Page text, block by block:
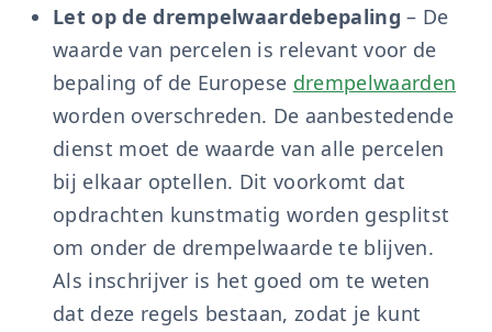
Let op de drempelwaardebepaling – De
waarde van percelen is relevant voor de
bepaling of de Europese drempelwaarden
worden overschreden. De aanbestedende
dienst moet de waarde van alle percelen
bij elkaar optellen. Dit voorkomt dat
opdrachten kunstmatig worden gesplitst
om onder de drempelwaarde te blijven.
Als inschrijver is het goed om te weten
dat deze regels bestaan, zodat je kunt